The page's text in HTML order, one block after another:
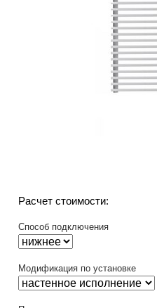
Расчет стоимости:
Способ подключения
Модификация по установке